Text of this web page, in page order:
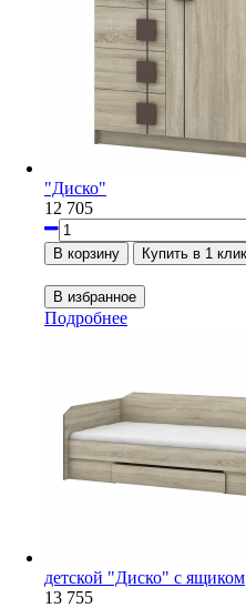
"Диско"
12 705
Подробнее
детской "Диско" с ящиком
13 755